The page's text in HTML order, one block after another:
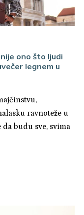
ono što ljudi
legnem u
ravnoteže u
budu sve, svima